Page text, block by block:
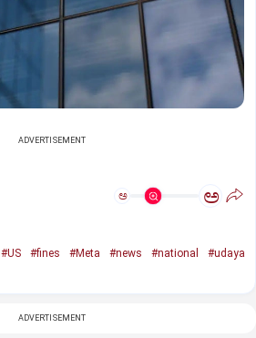
ADVERTISEMENT
ಅ ಅ
#US #fines #Meta #news #national
#udaya
ADVERTISEMENT